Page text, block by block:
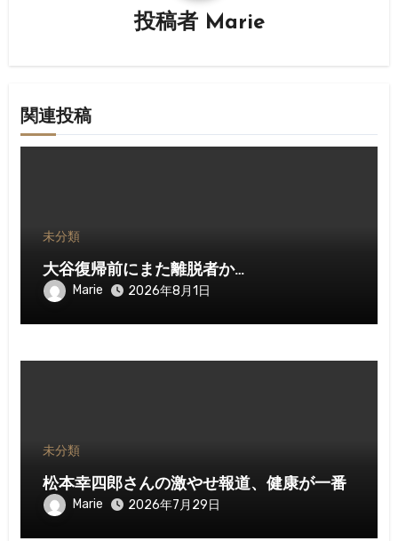
投稿者 Marie
関連投稿
未分類
大谷復帰前にまた離脱者か…
Marie 2026年8月1日
未分類
松本幸四郎さんの激やせ報道、健康が一番
Marie 2026年7月29日